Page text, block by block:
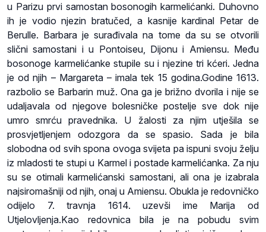
u Parizu prvi samostan bosonogih karmelićanki. Duhovno
ih je vodio njezin bratučed, a kasnije kardinal Petar de
Berulle. Barbara je surađivala na tome da su se otvorili
slični samostani i u Pontoiseu, Dijonu i Amiensu. Među
bosonoge karmelićanke stupile su i njezine tri kćeri. Jedna
je od njih – Margareta – imala tek 15 godina.Godine 1613.
razbolio se Barbarin muž. Ona ga je brižno dvorila i nije se
udaljavala od njegove bolesničke postelje sve dok nije
umro smrću pravednika. U žalosti za njim utješila se
prosvjetljenjem odozgora da se spasio. Sada je bila
slobodna od svih spona ovoga svijeta pa ispuni svoju želju
iz mladosti te stupi u Karmel i postade karmelićanka. Za nju
su se otimali karmelićanski samostani, ali ona je izabrala
najsiromašniji od njih, onaj u Amiensu. Obukla je redovničko
odijelo 7. travnja 1614. uzevši ime Marija od
Utjelovljenja.Kao redovnica bila je na pobudu svim